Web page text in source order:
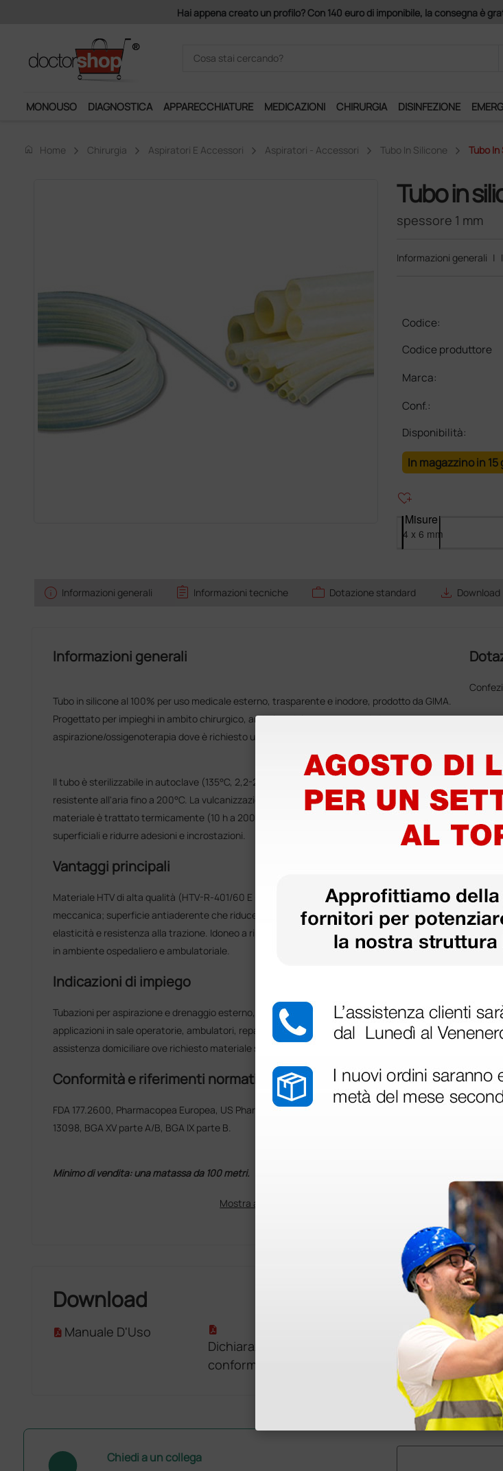
Acquistando il servizio "Ds Club", un anno di spedizioni a 39,90
MONOUSO DIAGNOSTICA APPARECCHIATURE MEDICAZIONI CHIRURGIA DISINFEZIONE
home Home Chirurgia Aspiratori E Accessori Aspiratori - Accessori Tubo In Silicone Tubo In
Tubo in
spessore 1 mm
Informazioni generali |
Codice:
Codice produttore
Marca:
Conf.:
Disponibilità:
In magazzino in 15
heart_plus
Misure
info Informazioni generali assignment Informazioni tecniche work Dotazione standard save_alt Download
Informazioni generali
Tubo in silicone al 100% per uso medicale esterno, trasparente e inodore, prodotto da GIMA.
Progettato per impieghi in ambito chirurgico, ambulatoriale e per supporti di
aspirazione/ossigenoterapia dove è richiesto un tubo medicale resistente e biocompatibile.
Il tubo è sterilizzabile in autoclave (135°C, 2,2-2,5 bar) e mediante raggi gamma; è
resistente all'aria fino a 200°C. La vulcanizzazione avviene tramite raggi infrarossi e il
materiale è trattato termicamente (10 h a 200°C) per migliorare le caratteristiche
superficiali e ridurre adesioni e incrostazioni.
Vantaggi principali
Materiale HTV di alta qualità (HTV-R-401/60 E - WACKER) con buona durezza e resistenza
meccanica; superficie antiaderente che riduce incrostazioni e coagulazioni; ottima
elasticità e resistenza alla trazione. Idoneo a ripetute procedure di sterilizzazione richieste
in ambiente ospedaliero e ambulatoriale.
Indicazioni di impiego
Tubazioni per aspirazione e drenaggio esterno, collegamenti in circuiti medici non invasivi,
applicazioni in sale operatorie, ambulatori, reparti di degenza e utilizzo in strutture di
assistenza domiciliare ove richiesto materiale sterilizzabile.
Conformità e riferimenti normativi
FDA 177.2600, Pharmacopea Europea, US Pharmacopeia XXI, DIN 58367 / DIN 58362 / DIN
13098, BGA XV parte A/B, BGA IX parte B.
Minimo di vendita: una matassa da 100 metri.
Mostra altro
Download
Manuale D'Uso
Dichiarazione di
conformità
Chiedi a un collega